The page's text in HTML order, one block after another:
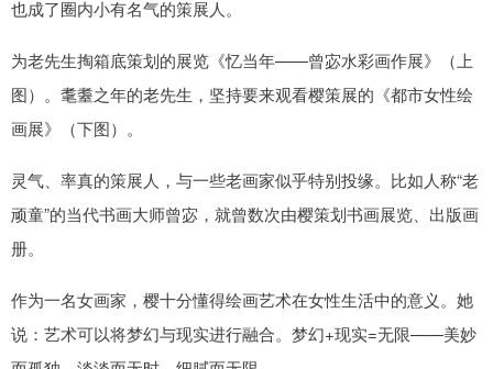
也成了圈内小有名气的策展人。
为老先生掏箱底策划的展览《忆当年——曾宓水彩画作展》（上
图）。耄耋之年的老先生，坚持要来观看樱策展的《都市女性绘
画展》（下图）。
灵气、率真的策展人，与一些老画家似乎特别投缘。比如人称“老
顽童”的当代书画大师曾宓，就曾数次由樱策划书画展览、出版画
册。
作为一名女画家，樱十分懂得绘画艺术在女性生活中的意义。她
说：艺术可以将梦幻与现实进行融合。梦幻+现实=无限——美妙